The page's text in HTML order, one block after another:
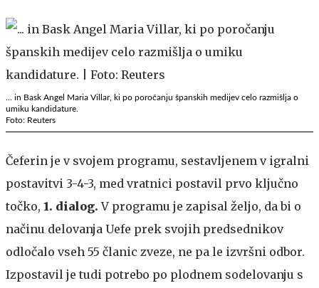
... in Bask Angel Maria Villar, ki po poročanju španskih medijev celo razmišlja o
umiku kandidature.
Foto: Reuters
Čeferin je v svojem programu, sestavljenem v igralni
postavitvi 3-4-3, med vratnici postavil prvo ključno
točko, 1. dialog.V programu je zapisal željo, da bi o
načinu delovanja Uefe prek svojih predsednikov
odločalo vseh 55 članic zveze, ne pa le izvršni odbor.
Izpostavil je tudi potrebo po plodnem sodelovanju s